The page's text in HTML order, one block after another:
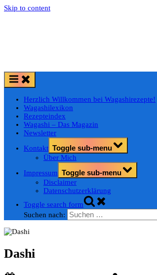
Skip to content
Herzlich Willkommen bei Wagashirezepte!
Wagashilexikon
Rezepteindex
Wagashi – Das Magazin
Newsletter
Kontakt Toggle sub-menu
Über Mich
Impressum Toggle sub-menu
Disclaimer
Datenschutzerklärung
Toggle search form
Suchen nach:
Dashi